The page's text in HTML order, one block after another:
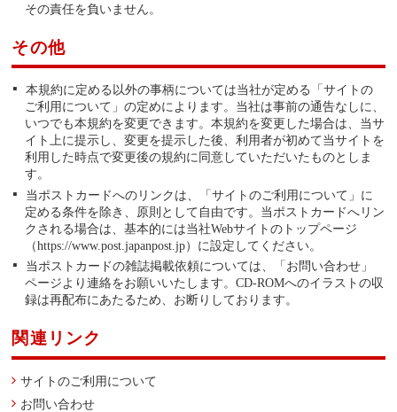
その責任を負いません。
その他
本規約に定める以外の事柄については当社が定める「サイトの
ご利用について」の定めによります。当社は事前の通告なしに、
いつでも本規約を変更できます。本規約を変更した場合は、当サ
イト上に提示し、変更を提示した後、利用者が初めて当サイトを
利用した時点で変更後の規約に同意していただいたものとしま
す。
当ポストカードへのリンクは、「サイトのご利用について」に
定める条件を除き、原則として自由です。当ポストカードへリン
クされる場合は、基本的には当社Webサイトのトップページ
（https://www.post.japanpost.jp）に設定してください。
当ポストカードの雑誌掲載依頼については、「お問い合わせ」
ページより連絡をお願いいたします。CD-ROMへのイラストの収
録は再配布にあたるため、お断りしております。
関連リンク
サイトのご利用について
お問い合わせ